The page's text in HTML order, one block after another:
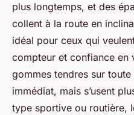
plus longtemps, et des
collent à la route en
idéal pour ceux qui
compteur et confiance en
gommes tendres sur
immédiat, mais s’usent
type sportive ou routière,